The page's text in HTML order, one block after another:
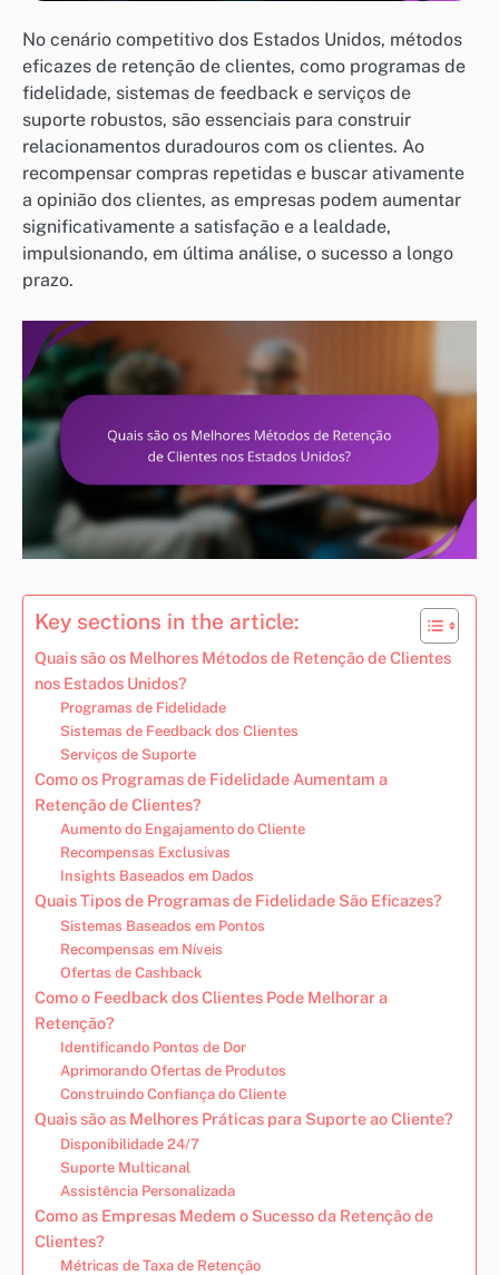
No cenário competitivo dos Estados Unidos, métodos
eficazes de retenção de clientes, como programas de
fidelidade, sistemas de feedback e serviços de
suporte robustos, são essenciais para construir
relacionamentos duradouros com os clientes. Ao
recompensar compras repetidas e buscar ativamente
a opinião dos clientes, as empresas podem aumentar
significativamente a satisfação e a lealdade,
impulsionando, em última análise, o sucesso a longo
prazo.
Key sections in the article:
Quais são os Melhores Métodos de Retenção de Clientes
nos Estados Unidos?
Programas de Fidelidade
Sistemas de Feedback dos Clientes
Serviços de Suporte
Como os Programas de Fidelidade Aumentam a
Retenção de Clientes?
Aumento do Engajamento do Cliente
Recompensas Exclusivas
Insights Baseados em Dados
Quais Tipos de Programas de Fidelidade São Eficazes?
Sistemas Baseados em Pontos
Recompensas em Níveis
Ofertas de Cashback
Como o Feedback dos Clientes Pode Melhorar a
Retenção?
Identificando Pontos de Dor
Aprimorando Ofertas de Produtos
Construindo Confiança do Cliente
Quais são as Melhores Práticas para Suporte ao Cliente?
Disponibilidade 24/7
Suporte Multicanal
Assistência Personalizada
Como as Empresas Medem o Sucesso da Retenção de
Clientes?
Métricas de Taxa de Retenção